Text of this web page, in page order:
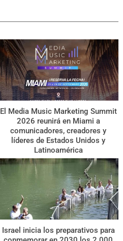
El Media Music Marketing Summit
2026 reunirá en Miami a
comunicadores, creadores y
líderes de Estados Unidos y
Latinoamérica
Israel inicia los preparativos para